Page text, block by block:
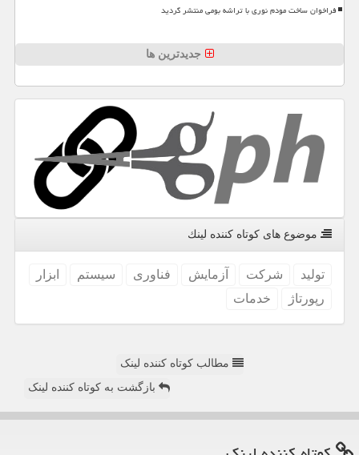
فراخوان ساخت مودم نوری با تراشه بومی منتشر گردید
جدیدترین ها
موضوع های كوتاه كننده لینك
تولید شركت آزمایش فناوری سیستم
ابزار
رپورتاژ
خدمات
مطالب کوتاه کننده لینک
بازگشت به کوتاه کننده لینک